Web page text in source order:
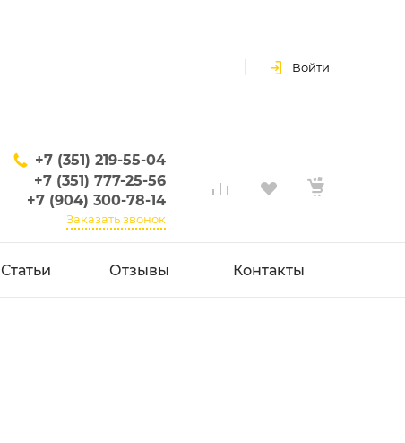
Войти
+7 (351) 219-55-04
+7 (351) 777-25-56
+7 (904) 300-78-14
Заказать звонок
Статьи Отзывы Контакты